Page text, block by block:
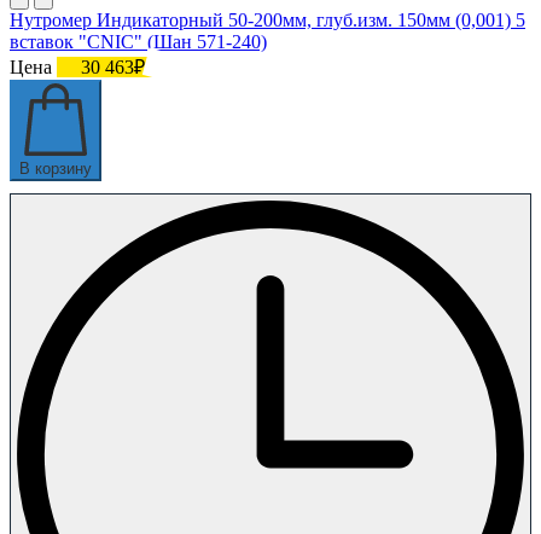
Нутромер Индикаторный 50-200мм, глуб.изм. 150мм (0,001) 5
вставок "CNIC" (Шан 571-240)
Цена
30 463₽
В корзину